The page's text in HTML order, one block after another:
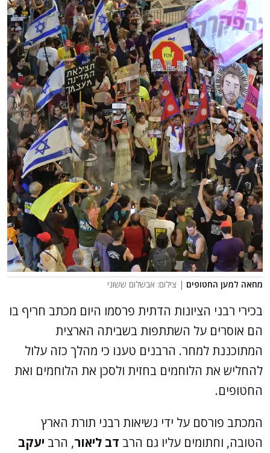
מחאה למען החטופים | צילום: אבשלום ששוני
בכירי רבני הציונות הדתית פרסמו היום מכתב חריף בו
הם אוסרים על השתתפות בשביתה הארצית
המתוכננת למחר. הרבנים טענו כי מהלך כזה עלול
להחליש את הלוחמים בחזית ולסכן את הלוחמים ואת
החטופים.
המכתב פורסם על ידי נשיאות רבני תורת הארץ
הטובה, וחתומים עליו גם הרב דב ליאור, הרב יעקב